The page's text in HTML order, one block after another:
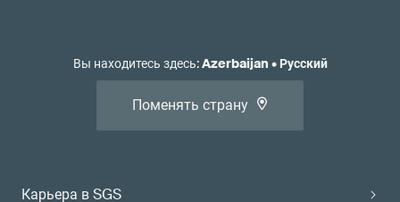
Карьера в SGS
Вы находитесь здесь:Azerbaijan • Русский
Поменять страну